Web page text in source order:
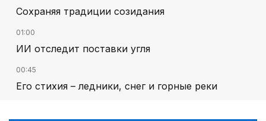
Сохраняя традиции созидания
01:00
ИИ отследит поставки угля
00:45
Его стихия – ледники, снег и горные реки